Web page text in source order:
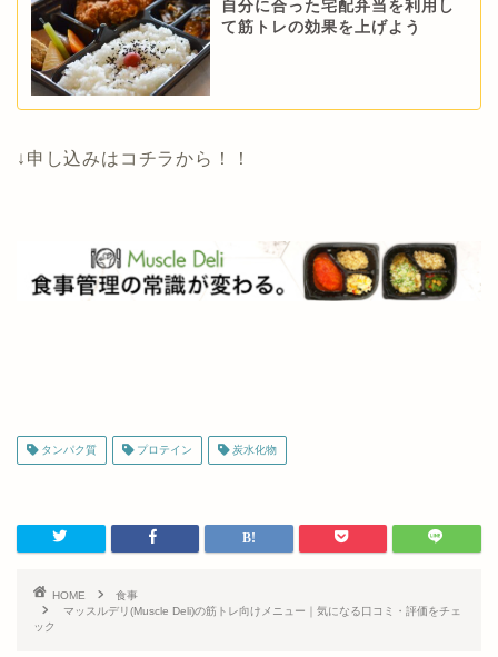
自分に合った宅配弁当を利用し
て筋トレの効果を上げよう
↓申し込みはコチラから！！
タンパク質 プロテイン 炭水化物
HOME
食事
マッスルデリ(Muscle Deli)の筋トレ向けメニュー｜気になる口コミ・評価をチェ
ック